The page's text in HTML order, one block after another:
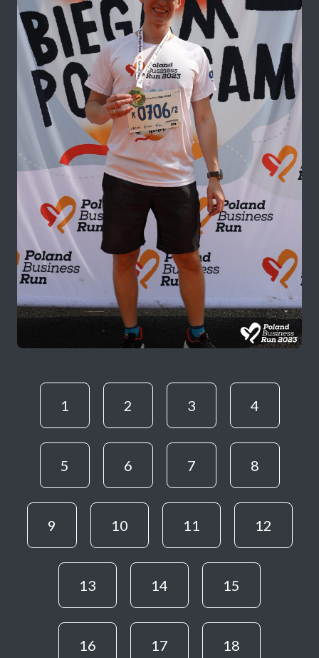
1 2 3 4
5 6 7 8
9 10 11 12
13 14 15
16 17 18